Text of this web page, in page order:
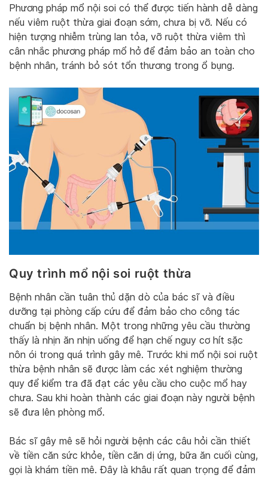
Phương pháp mổ nội soi có thể được tiến hành dễ dàng
nếu viêm ruột thừa giai đoạn sớm, chưa bị vỡ. Nếu có
hiện tượng nhiễm trùng lan tỏa, vỡ ruột thừa viêm thì
cân nhắc phương pháp mổ hở để đảm bảo an toàn cho
bệnh nhân, tránh bỏ sót tổn thương trong ổ bụng.
Quy trình mổ nội soi ruột thừa
Bệnh nhân cần tuân thủ dặn dò của bác sĩ và điều
dưỡng tại phòng cấp cứu để đảm bảo cho công tác
chuẩn bị bệnh nhân. Một trong những yêu cầu thường
thấy là nhịn ăn nhịn uống để hạn chế nguy cơ hít sặc
nôn ói trong quá trình gây mê. Trước khi mổ nội soi ruột
thừa bệnh nhân sẽ được làm các xét nghiệm thường
quy để kiểm tra đã đạt các yêu cầu cho cuộc mổ hay
chưa. Sau khi hoàn thành các giai đoạn này người bệnh
sẽ đưa lên phòng mổ.
Bác sĩ gây mê sẽ hỏi người bệnh các câu hỏi cần thiết
về tiền căn sức khỏe, tiền căn dị ứng, bữa ăn cuối cùng,
gọi là khám tiền mê. Đây là khâu rất quan trọng để đảm